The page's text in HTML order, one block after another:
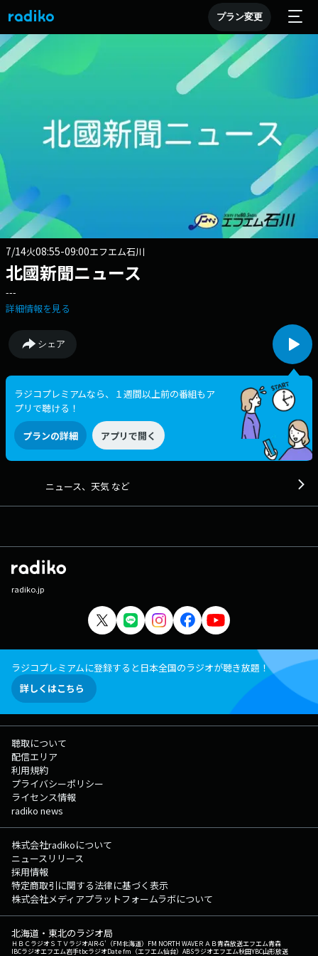
プラン変更
7/14火08:55-09:00エフエム石川
北國新聞ニュース
---
詳細情報を見る
シェア
ラジコプレミアムなら、１週間以上前の番組もア
プリで聴ける！
プランの詳細 アプリで開く
ニュース、天気 など
radiko.jp
ラジコプレミアムに登録すると日本全国のラジオが聴き放題！
詳しくはこちら
聴取について
配信エリア
利用規約
プライバシーポリシー
ライセンス情報
radiko news
株式会社radikoについて
ニュースリリース
採用情報
特定商取引に関する法律に基づく表示
株式会社メディアプラットフォームラボについて
北海道・東北のラジオ局
ＨＢＣラジオＳＴＶラジオAIR-G'（FM北海道） FM NORTH WAVEＲＡＢ青森放送エフエム青森
IBCラジオエフエム岩手tbcラジオDate fm（エフエム仙台） ABSラジオエフエム秋田YBC山形放送